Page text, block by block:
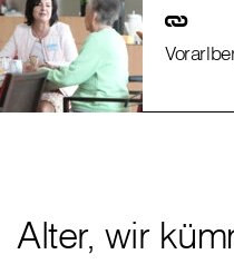
Alter, wir